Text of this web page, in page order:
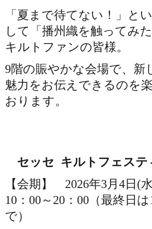
「夏まで待てない！」と
して「播州織を触ってみ
キルトファンの皆様。
9階の賑やかな会場で、新
魅力をお伝えできるのを
おります。
セッセ キルトフェステ
【会期】 2026年3月4日(
10：00～20：00（最終日は
で）